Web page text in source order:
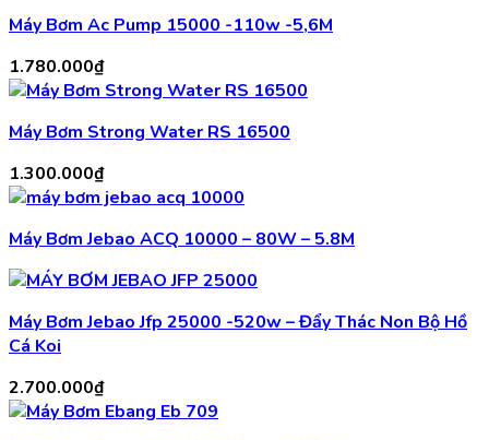
Máy Bơm Ac Pump 15000 -110w -5,6M
1.780.000₫
Máy Bơm Strong Water RS 16500
1.300.000₫
Máy Bơm Jebao ACQ 10000 – 80W – 5.8M
Máy Bơm Jebao Jfp 25000 -520w – Đẩy Thác Non Bộ Hồ
Cá Koi
2.700.000₫